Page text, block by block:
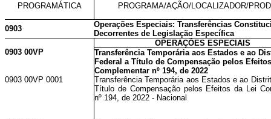
PROGRAMÁTICA PROGRAMA/AÇÃO/LOCALIZADOR/
0903
Operações Especiais: Transferências
Decorrentes de Legislação Específica
OPERAÇÕES ESPECIAIS
0903 00VP
Transferência Temporária aos Estados e ao
Federal a Título de Compensação pelos
Complementar nº 194, de 2022
0903 00VP 0001
Transferência Temporária aos Estados e ao
Título de Compensação pelos Efeitos da Lei
nº 194, de 2022 - Nacional